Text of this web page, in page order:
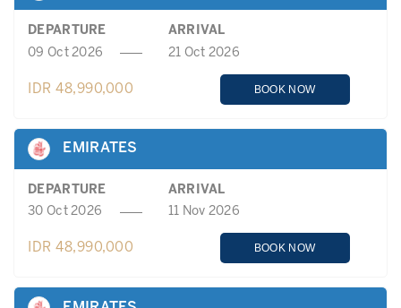
DEPARTURE
ARRIVAL
09 Oct 2026
21 Oct 2026
IDR 48,990,000 BOOK NOW
EMIRATES
DEPARTURE
ARRIVAL
30 Oct 2026
11 Nov 2026
IDR 48,990,000 BOOK NOW